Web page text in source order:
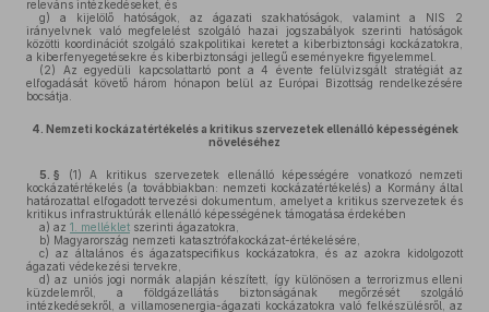
releváns intézkedéseket, és
g) a kijelölő hatóságok, az ágazati szakhatóságok, valamint a NIS 2
irányelvnek való megfelelést szolgáló hazai jogszabályok szerinti hatóságok
közötti koordinációt szolgáló szakpolitikai keretet a kiberbiztonsági kockázatokra,
a kiberfenyegetésekre és kiberbiztonsági jellegű eseményekre figyelemmel.
(2) Az egyedüli kapcsolattartó pont a 4 évente felülvizsgált stratégiát az
elfogadását követő három hónapon belül az Európai Bizottság rendelkezésére
bocsátja.
4. Nemzeti kockázatértékelés a kritikus szervezetek ellenálló képességének
növeléséhez
5. § (1) A kritikus szervezetek ellenálló képességére vonatkozó nemzeti
kockázatértékelés (a továbbiakban: nemzeti kockázatértékelés) a Kormány által
határozattal elfogadott tervezési dokumentum, amelyet a kritikus szervezetek és
kritikus infrastruktúrák ellenálló képességének támogatása érdekében
a) az 1. melléklet szerinti ágazatokra,
b) Magyarország nemzeti katasztrófakockázat-értékelésére,
c) az általános és ágazatspecifikus kockázatokra, és az azokra kidolgozott
ágazati védekezési tervekre,
d) az uniós jogi normák alapján készített, így különösen a terrorizmus elleni
küzdelemről, a földgázellátás biztonságának megőrzését szolgáló
intézkedésekről, a villamosenergia-ágazati kockázatokra való felkészülésről, az